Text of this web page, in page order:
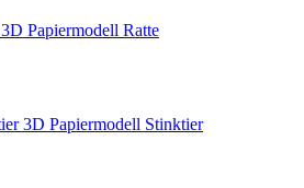
3D Papiermodell Ratte
3D Papiermodell Stinktier